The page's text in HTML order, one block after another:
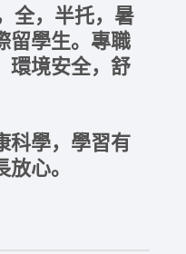
全，半托，暑
留學生。專職
環境安全，舒
科學，學習有
心。